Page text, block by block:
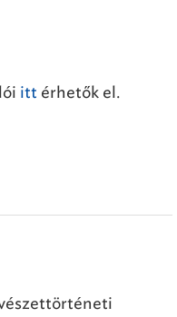
itt érhetők el.